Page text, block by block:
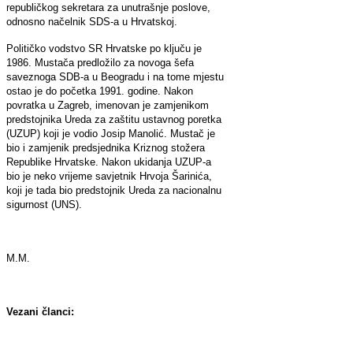
republičkog sekretara za unutrašnje poslove,
odnosno načelnik SDS-a u Hrvatskoj.
Političko vodstvo SR Hrvatske po ključu je
1986. Mustača predložilo za novoga šefa
saveznoga SDB-a u Beogradu i na tome mjestu
ostao je do početka 1991. godine. Nakon
povratka u Zagreb, imenovan je zamjenikom
predstojnika Ureda za zaštitu ustavnog poretka
(UZUP) koji je vodio Josip Manolić. Mustač je
bio i zamjenik predsjednika Kriznog stožera
Republike Hrvatske. Nakon ukidanja UZUP-a
bio je neko vrijeme savjetnik Hrvoja Šarinića,
koji je tada bio predstojnik Ureda za nacionalnu
sigurnost (UNS).
M.M.
Vezani članci: